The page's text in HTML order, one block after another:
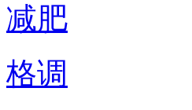
减肥
格调